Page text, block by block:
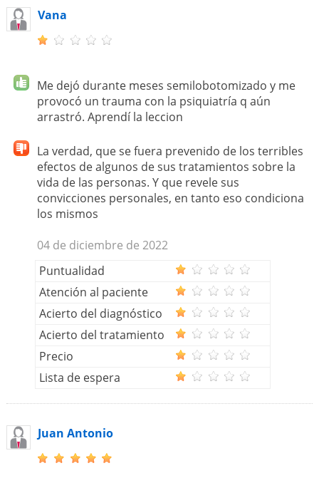
Vana
Me dejó durante meses semilobotomizado y me
provocó un trauma con la psiquiatría q aún
arrastró. Aprendí la leccion
La verdad, que se fuera prevenido de los terribles
efectos de algunos de sus tratamientos sobre la
vida de las personas. Y que revele sus
convicciones personales, en tanto eso condiciona
los mismos
04 de diciembre de 2022
Puntualidad
Atención al paciente
Acierto del diagnóstico
Acierto del tratamiento
Precio
Lista de espera
Juan Antonio